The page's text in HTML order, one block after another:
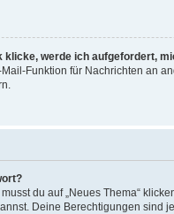
klicke, werde ich aufgefordert,
Funktion für Nachrichten an
du auf „Neues Thema“
Deine Berechtigungen sind